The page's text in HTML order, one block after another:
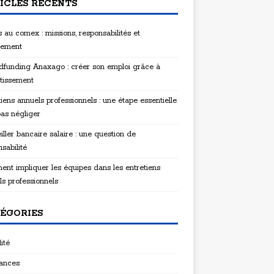
RÉCENTS
au comex : missions, responsabilités et
Anaxago : créer son emploi grâce à
annuels professionnels : une étape essentielle
négliger
bancaire salaire : une question de
impliquer les équipes dans les entretiens
professionnels